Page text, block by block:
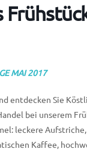
MAI 2017
entdecken Sie
bei unserem
leckere
Kaffee,